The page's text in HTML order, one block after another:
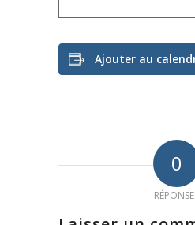
Ajouter au
0